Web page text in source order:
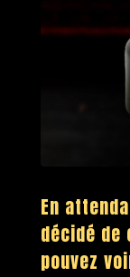
En
décidé
pouvez